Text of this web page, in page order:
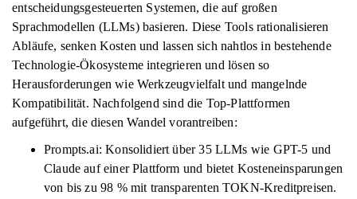
entscheidungsgesteuerten Systemen, die auf großen
Sprachmodellen (LLMs) basieren. Diese Tools rationalisieren
Abläufe, senken Kosten und lassen sich nahtlos in bestehende
Technologie-Ökosysteme integrieren und lösen so
Herausforderungen wie Werkzeugvielfalt und mangelnde
Kompatibilität. Nachfolgend sind die Top-Plattformen
aufgeführt, die diesen Wandel vorantreiben:
Prompts.ai: Konsolidiert über 35 LLMs wie GPT-5 und
Claude auf einer Plattform und bietet Kosteneinsparungen
von bis zu 98 % mit transparenten TOKN-Kreditpreisen.